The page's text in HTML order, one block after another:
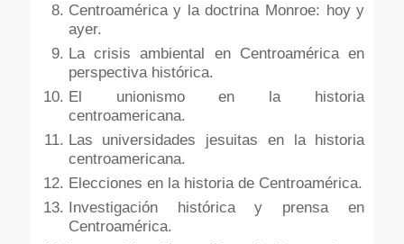
Centroamérica y la doctrina Monroe: hoy y
ayer.
La crisis ambiental en Centroamérica en
perspectiva histórica.
El unionismo en la historia
centroamericana.
Las universidades jesuitas en la historia
centroamericana.
Elecciones en la historia de Centroamérica.
Investigación histórica y prensa en
Centroamérica.